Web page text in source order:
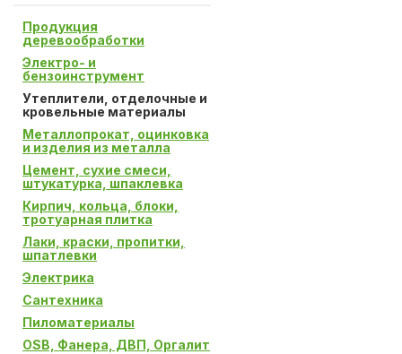
Продукция
деревообработки
Электро- и
бензоинструмент
Утеплители, отделочные и
кровельные материалы
Металлопрокат, оцинковка
и изделия из металла
Цемент, сухие смеси,
штукатурка, шпаклевка
Кирпич, кольца, блоки,
тротуарная плитка
Лаки, краски, пропитки,
шпатлевки
Электрика
Сантехника
Пиломатериалы
OSB, Фанера, ДВП, Оргалит